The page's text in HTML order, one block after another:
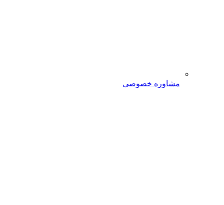
مشاوره خصوصی